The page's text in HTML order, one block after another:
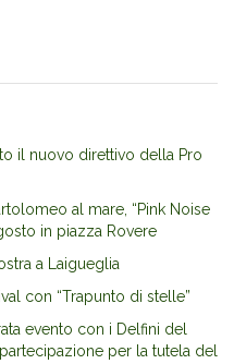
il nuovo direttivo della Pro
al mare, “Pink Noise
in piazza Rovere
a Laigueglia
con “Trapunto di stelle”
evento con i Delfini del
per la tutela del